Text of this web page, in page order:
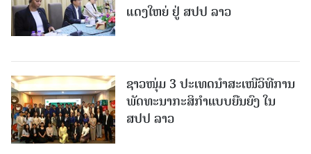
ແດງໃຫຍ່ ຢູ່ ສປປ ລາວ
ຊາວໜຸ່ມ 3 ປະເທດນຳສະເໜີວິທີການ
ພັດທະນາກະສິກຳແບບຍືນຍົງ ໃນ
ສປປ ລາວ